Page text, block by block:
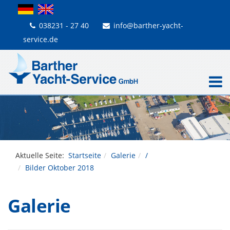
038231 - 27 40
info@barther-yacht-
service.de
Aktuelle Seite: Startseite Galerie
/
Bilder Oktober 2018
Galerie